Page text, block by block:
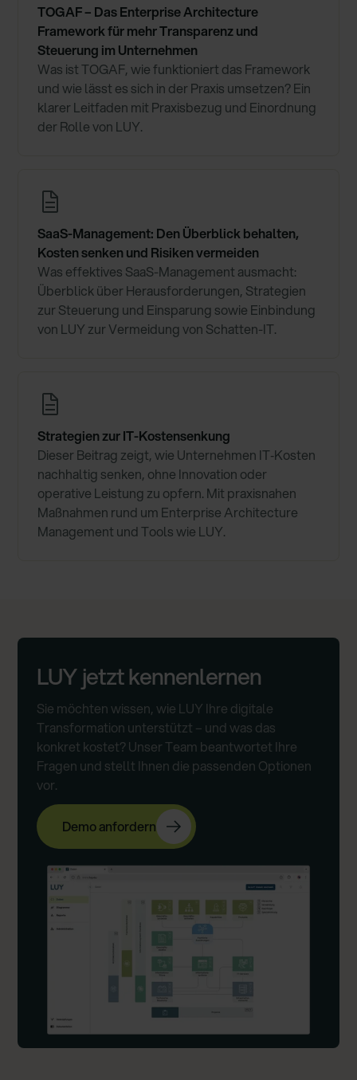
TOGAF – Das Enterprise Architecture
Framework für mehr Transparenz und
Steuerung im Unternehmen
Was ist TOGAF, wie funktioniert das Framework
und wie lässt es sich in der Praxis umsetzen? Ein
klarer Leitfaden mit Praxisbezug und Einordnung
der Rolle von LUY.
SaaS-Management: Den Überblick behalten,
Kosten senken und Risiken vermeiden
Was effektives SaaS-Management ausmacht:
Überblick über Herausforderungen, Strategien
zur Steuerung und Einsparung sowie Einbindung
von LUY zur Vermeidung von Schatten-IT.
Strategien zur IT-Kostensenkung
Dieser Beitrag zeigt, wie Unternehmen IT‑Kosten
nachhaltig senken, ohne Innovation oder
operative Leistung zu opfern. Mit praxisnahen
Maßnahmen rund um Enterprise Architecture
Management und Tools wie LUY.
LUY jetzt kennenlernen
Sie möchten wissen, wie LUY Ihre digitale
Transformation unterstützt – und was das
konkret kostet? Unser Team beantwortet Ihre
Fragen und stellt Ihnen die passenden Optionen
vor.
Demo anfordern